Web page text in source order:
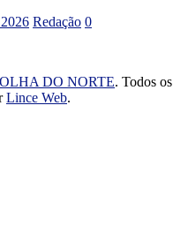
Redação 0
DO NORTE. Todos
Lince Web.